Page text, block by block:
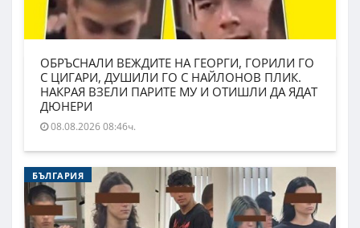
ОБРЪСНАЛИ ВЕЖДИТЕ НА ГЕОРГИ, ГОРИЛИ ГО
С ЦИГАРИ, ДУШИЛИ ГО С НАЙЛОНОВ ПЛИК.
НАКРАЯ ВЗЕЛИ ПАРИТЕ МУ И ОТИШЛИ ДА ЯДАТ
ДЮНЕРИ
08.08.2026 08:46ч.
БЪЛГАРИЯ